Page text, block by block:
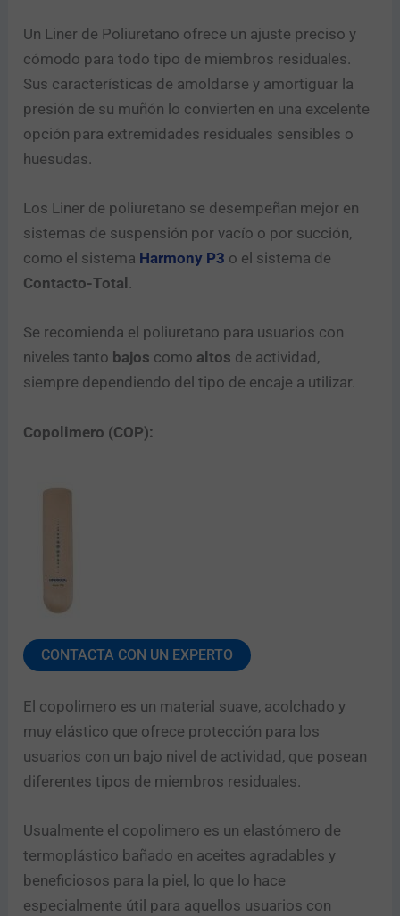
Un Liner de Poliuretano ofrece un ajuste preciso y
cómodo para todo tipo de miembros residuales.
Sus características de amoldarse y amortiguar la
presión de su muñón lo convierten en una excelente
opción para extremidades residuales sensibles o
huesudas.
Los Liner de poliuretano se desempeñan mejor en
sistemas de suspensión por vacío o por succión,
como el sistema Harmony P3 o el sistema de
Contacto-Total .
Se recomienda el poliuretano para usuarios con
niveles tanto bajos como altos de actividad,
siempre dependiendo del tipo de encaje a utilizar.
Copolimero (COP):
CONTACTA CON UN EXPERTO
El copolimero es un material suave, acolchado y
muy elástico que ofrece protección para los
usuarios con un bajo nivel de actividad, que posean
diferentes tipos de miembros residuales.
Usualmente el copolimero es un elastómero de
termoplástico bañado en aceites agradables y
beneficiosos para la piel, lo que lo hace
especialmente útil para aquellos usuarios con